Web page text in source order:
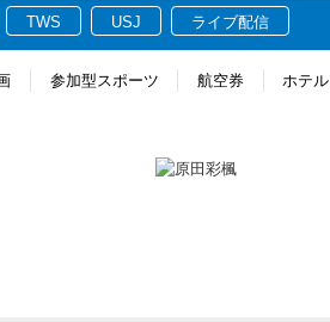
TWS USJ ライブ配信
参加型スポーツ 航空券 ホテル